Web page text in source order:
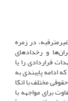
در زمره
و رخدادهای
قراردادی را یا
ادامه پایبندی به
مختلف با اتکا
برای مواجهه با